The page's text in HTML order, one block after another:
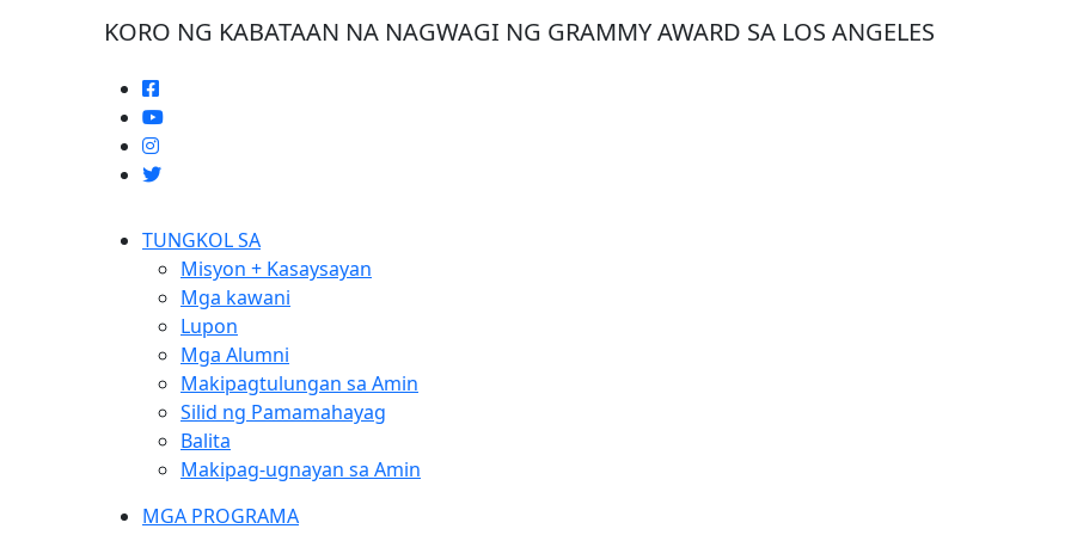
KORO NG KABATAAN NA NAGWAGI NG GRAMMY AWARD SA LOS ANGELES
TUNGKOL SA
Misyon + Kasaysayan
Mga kawani
Lupon
Mga Alumni
Makipagtulungan sa Amin
Silid ng Pamamahayag
Balita
Makipag-ugnayan sa Amin
MGA PROGRAMA